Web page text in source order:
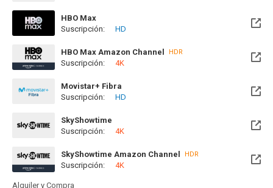
HBO Max
Disponible hasta el Jue, 03 Sep 2026 (Quedan 28 días)
Suscripción: HD
HBO Max Amazon Channel HDR
Suscripción: 4K
Movistar+ Fibra
Disponible hasta el Jue, 03 Sep 2026 (Quedan 28 días)
Suscripción: HD
SkyShowtime
Disponible hasta el Mié, 30 Jun 2027 (Quedan 10 meses)
Suscripción: 4K
SkyShowtime Amazon Channel HDR
Suscripción: 4K
Alquiler y Compra